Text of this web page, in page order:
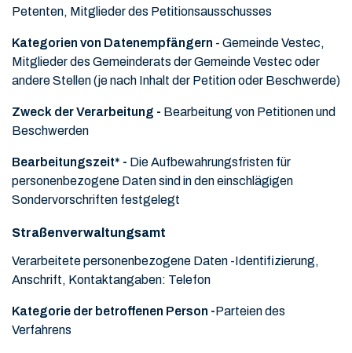
Petenten, Mitglieder des Petitionsausschusses
Kategorien von Datenempfängern - Gemeinde Vestec,
Mitglieder des Gemeinderats der Gemeinde Vestec oder
andere Stellen (je nach Inhalt der Petition oder Beschwerde)
Zweck der Verarbeitung - Bearbeitung von Petitionen und
Beschwerden
Bearbeitungszeit* - Die Aufbewahrungsfristen für
personenbezogene Daten sind in den einschlägigen
Sondervorschriften festgelegt
Straßenverwaltungsamt
Verarbeitete personenbezogene Daten -Identifizierung,
Anschrift, Kontaktangaben: Telefon
Kategorie der betroffenen Person -Parteien des
Verfahrens